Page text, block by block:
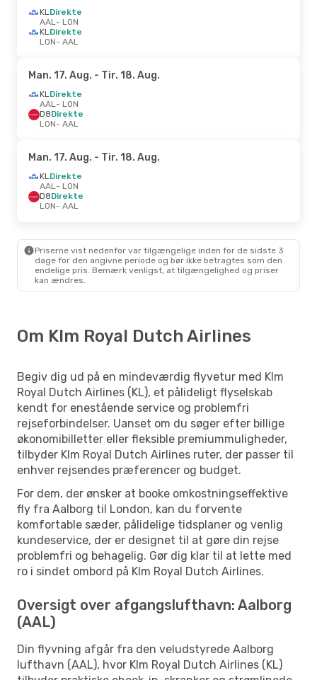
KLDirekte
AAL- LON
KLDirekte
LON- AAL
Man. 17. Aug. - Tir. 18. Aug.
KLDirekte
AAL- LON
D8Direkte
LON- AAL
Man. 17. Aug. - Tir. 18. Aug.
KLDirekte
AAL- LON
D8Direkte
LON- AAL
Priserne vist nedenfor var tilgængelige inden for de sidste 3
dage for den angivne periode og bør ikke betragtes som den
endelige pris. Bemærk venligst, at tilgængelighed og priser
kan ændres.
Om Klm Royal Dutch Airlines
Begiv dig ud på en mindeværdig flyvetur med Klm
Royal Dutch Airlines (KL), et pålideligt flyselskab
kendt for enestående service og problemfri
rejseforbindelser. Uanset om du søger efter billige
økonomibilletter eller fleksible premiummuligheder,
tilbyder Klm Royal Dutch Airlines ruter, der passer til
enhver rejsendes præferencer og budget.
For dem, der ønsker at booke omkostningseffektive
fly fra Aalborg til London, kan du forvente
komfortable sæder, pålidelige tidsplaner og venlig
kundeservice, der er designet til at gøre din rejse
problemfri og behagelig. Gør dig klar til at lette med
ro i sindet ombord på Klm Royal Dutch Airlines.
Oversigt over afgangslufthavn: Aalborg
(AAL)
Din flyvning afgår fra den veludstyrede Aalborg
lufthavn (AAL), hvor Klm Royal Dutch Airlines (KL)